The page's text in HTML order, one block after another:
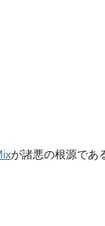
が諸悪の根源であ